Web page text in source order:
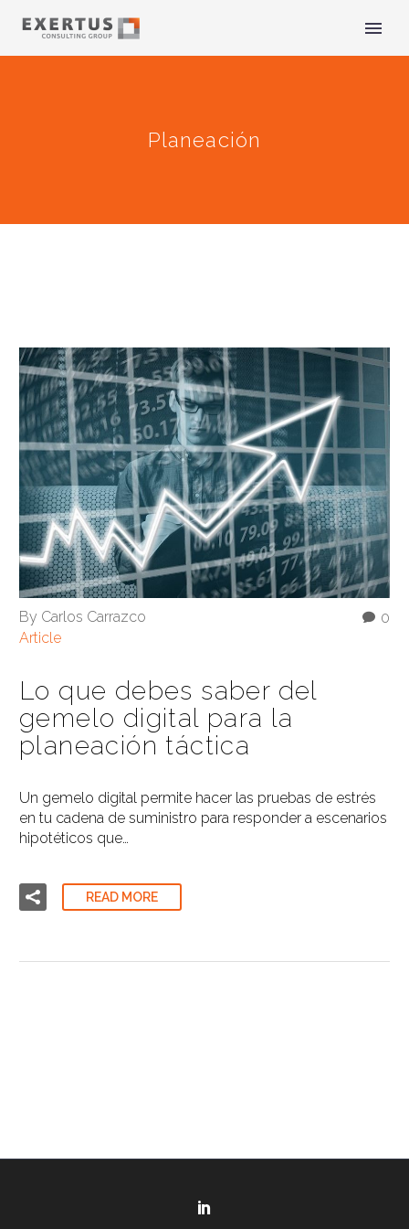
Planeación
0
By Carlos Carrazco
Article
Lo que debes saber del
gemelo digital para la
planeación táctica
Un gemelo digital permite hacer las pruebas de estrés
en tu cadena de suministro para responder a escenarios
hipotéticos que…
READ MORE